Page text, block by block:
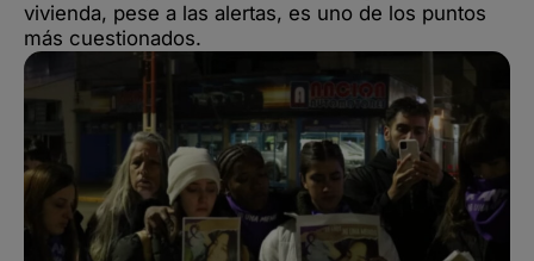
vivienda, pese a las alertas, es uno de los puntos
más cuestionados.